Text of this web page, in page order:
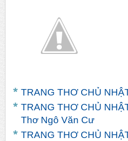
TRANG THƠ CHỦ
TRANG THƠ CHỦ
Thơ Ngô Văn Cư
TRANG THƠ CHỦ